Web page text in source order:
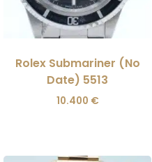
Rolex Submariner (No
Date) 5513
10.400 €